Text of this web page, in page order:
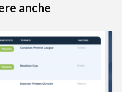
anche